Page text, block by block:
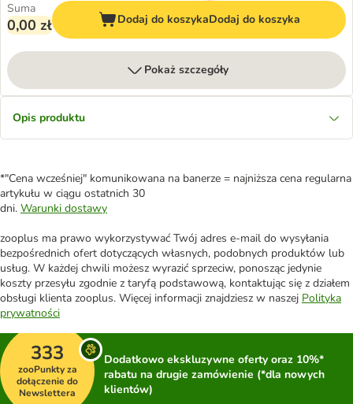
Suma
0,00 zł Dodaj do koszykaDodaj do koszyka
Pokaż szczegóły
Opis produktu
*"Cena wcześniej" komunikowana na banerze = najniższa cena regularna
artykułu w ciągu ostatnich 30
dni. Warunki dostawy
zooplus ma prawo wykorzystywać Twój adres e-mail do wysyłania
bezpośrednich ofert dotyczących własnych, podobnych produktów lub
usług. W każdej chwili możesz wyrazić sprzeciw, ponosząc jedynie
koszty przesyłu zgodnie z taryfą podstawową, kontaktując się z działem
obsługi klienta zooplus. Więcej informacji znajdziesz w naszej Polityka
prywatności
333
zooPunkty za
dołączenie do
Newslettera
Dodatkowo ekskluzywne oferty oraz 10%*
rabatu na drugie zamówienie (*dla nowych
klientów)